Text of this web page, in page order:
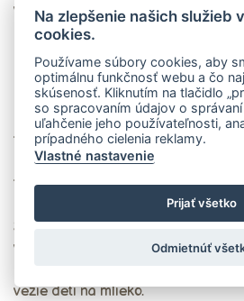
vezie detí na jogurt.
Rap: Sabi jogurt banánový, višňový
Sabi jogurt čučoriedka, čokoláda,
Ref: Hej, hej Agro – milk,
to sú tie najlepšie chute,
Hej, hej Agro – milk,
to je ten najlepší cieľ.
2. Ide vláčik Integráčik,
vezie deti na koláčik.
vezie detí na mlieko.
Na zlepšenie našich služieb
cookies.
Používame súbory cookies, aby
optimálnu funkčnosť webu a čo
skúsenosť. Kliknutím na tlačidlo
so spracovaním údajov o
uľahčenie jeho používateľnosti,
prípadného cielenia reklamy.
Vlastné nastavenie
Prijať všetko
Odmietnúť